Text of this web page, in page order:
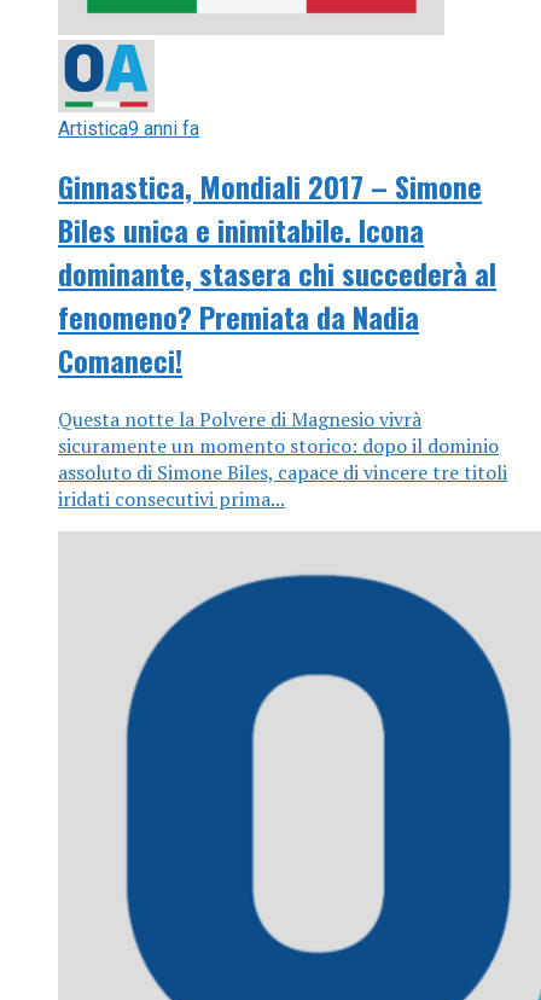
Artistica9 anni fa
Ginnastica, Mondiali 2017 – Simone
Biles unica e inimitabile. Icona
dominante, stasera chi succederà al
fenomeno? Premiata da Nadia
Comaneci!
Questa notte la Polvere di Magnesio vivrà
sicuramente un momento storico: dopo il dominio
assoluto di Simone Biles, capace di vincere tre titoli
iridati consecutivi prima...